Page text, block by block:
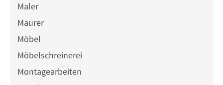
Maler
Maurer
Möbel
Möbelschreinerei
Montagearbeiten